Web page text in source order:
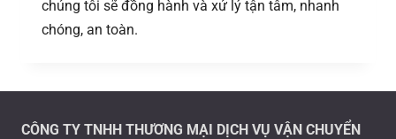
chúng tôi sẽ đồng hành và xử lý tận tâm, nhanh
chóng, an toàn.
CÔNG TY TNHH THƯƠNG MẠI DỊCH VỤ VẬN CHUYỂN